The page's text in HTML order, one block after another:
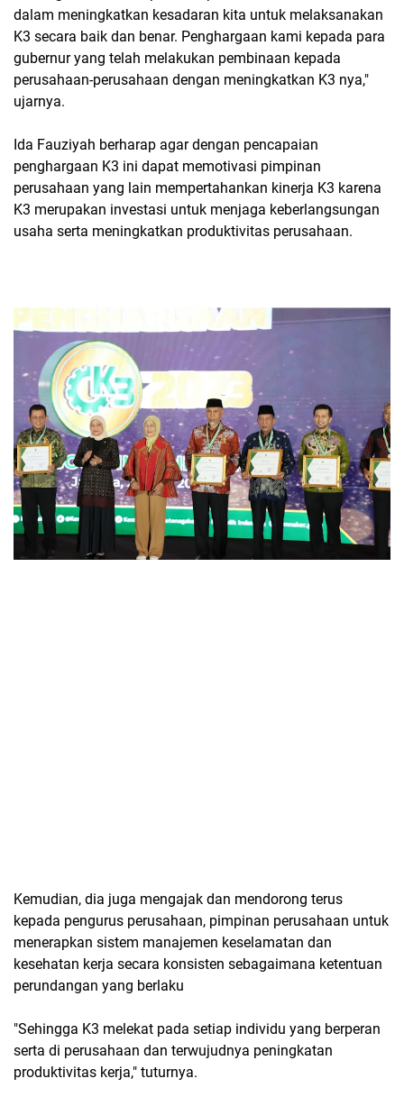
dalam meningkatkan kesadaran kita untuk melaksanakan
K3 secara baik dan benar. Penghargaan kami kepada para
gubernur yang telah melakukan pembinaan kepada
perusahaan-perusahaan dengan meningkatkan K3 nya,"
ujarnya.
Ida Fauziyah berharap agar dengan pencapaian
penghargaan K3 ini dapat memotivasi pimpinan
perusahaan yang lain mempertahankan kinerja K3 karena
K3 merupakan investasi untuk menjaga keberlangsungan
usaha serta meningkatkan produktivitas perusahaan.
Kemudian, dia juga mengajak dan mendorong terus
kepada pengurus perusahaan, pimpinan perusahaan untuk
menerapkan sistem manajemen keselamatan dan
kesehatan kerja secara konsisten sebagaimana ketentuan
perundangan yang berlaku
"Sehingga K3 melekat pada setiap individu yang berperan
serta di perusahaan dan terwujudnya peningkatan
produktivitas kerja," tuturnya.